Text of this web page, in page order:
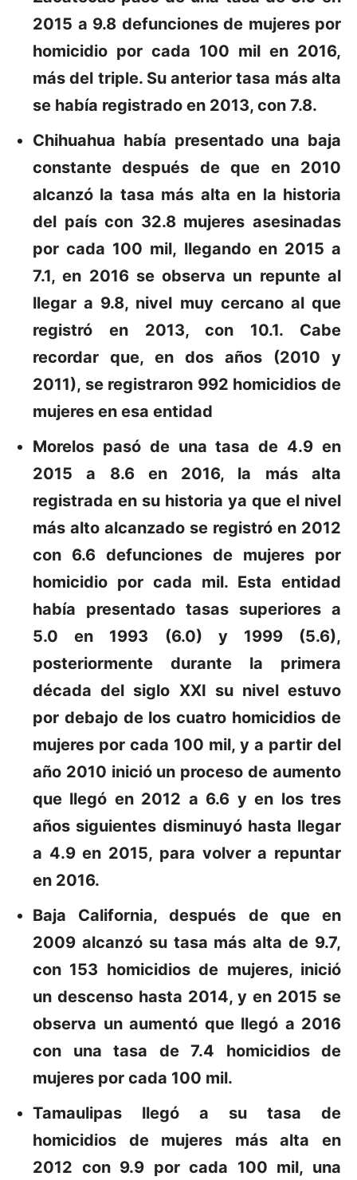
2015 a 9.8 defunciones de mujeres por
homicidio por cada 100 mil en 2016,
más del triple. Su anterior tasa más alta
se había registrado en 2013, con 7.8.
Chihuahua había presentado una baja
constante después de que en 2010
alcanzó la tasa más alta en la historia
del país con 32.8 mujeres asesinadas
por cada 100 mil, llegando en 2015 a
7.1, en 2016 se observa un repunte al
llegar a 9.8, nivel muy cercano al que
registró en 2013, con 10.1. Cabe
recordar que, en dos años (2010 y
2011), se registraron 992 homicidios de
mujeres en esa entidad
Morelos pasó de una tasa de 4.9 en
2015 a 8.6 en 2016, la más alta
registrada en su historia ya que el nivel
más alto alcanzado se registró en 2012
con 6.6 defunciones de mujeres por
homicidio por cada mil. Esta entidad
había presentado tasas superiores a
5.0 en 1993 (6.0) y 1999 (5.6),
posteriormente durante la primera
década del siglo XXI su nivel estuvo
por debajo de los cuatro homicidios de
mujeres por cada 100 mil, y a partir del
año 2010 inició un proceso de aumento
que llegó en 2012 a 6.6 y en los tres
años siguientes disminuyó hasta llegar
a 4.9 en 2015, para volver a repuntar
en 2016.
Baja California, después de que en
2009 alcanzó su tasa más alta de 9.7,
con 153 homicidios de mujeres, inició
un descenso hasta 2014, y en 2015 se
observa un aumentó que llegó a 2016
con una tasa de 7.4 homicidios de
mujeres por cada 100 mil.
Tamaulipas llegó a su tasa de
homicidios de mujeres más alta en
2012 con 9.9 por cada 100 mil, una